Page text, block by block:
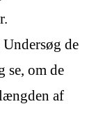
Undersøg de
se, om de
af